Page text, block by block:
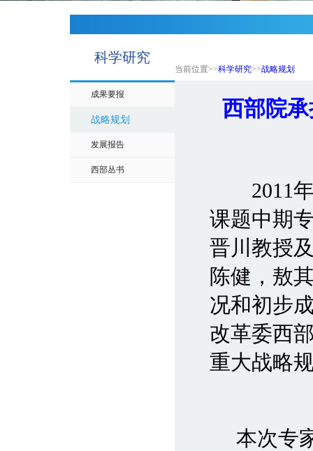
科学研究
当前位置>>科学研究>>战略规划
成果要报
战略规划
发展报告
西部丛书
西部院
2011年
课题中期
晋川教授
陈健，敖
况和初步
改革委西
重大战略
本次专